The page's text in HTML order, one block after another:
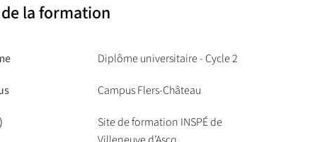
la formation
Diplôme universitaire - Cycle 2
Campus Flers-Château
Site de formation INSPÉ de